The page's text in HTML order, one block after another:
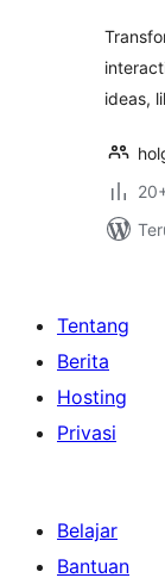
ideas,
Tentang
Berita
Hosting
Privasi
Belajar
Bantuan